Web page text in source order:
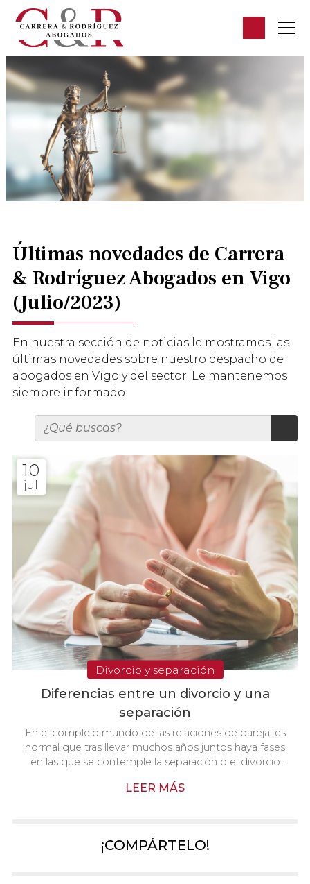
Últimas novedades de Carrera
& Rodríguez Abogados en Vigo
(Julio/2023)
En nuestra sección de noticias le mostramos las
últimas novedades sobre nuestro despacho de
abogados en Vigo y del sector. Le mantenemos
siempre informado.
10
jul
Diferencias entre un divorcio y una
separación
Divorcio y separación
En el complejo mundo de las relaciones de pareja, es
normal que tras llevar muchos años juntos haya fases
en las que se contemple la separación o el divorcio
fundamental comprender que los dos términos
aunque ambos implican la ruptura de la convivencia,
existen distinciones importantes entre ellos. En este
LEER MÁS
¡COMPÁRTELO!